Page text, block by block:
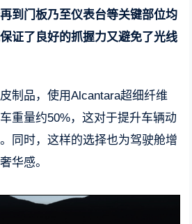
到门板乃至仪表台等关键部位均
证了良好的抓握力又避免了光线
制品，使用Alcantara超细纤维
重量约50%，这对于提升车辆动
同时，这样的选择也为驾驶舱增
华感。